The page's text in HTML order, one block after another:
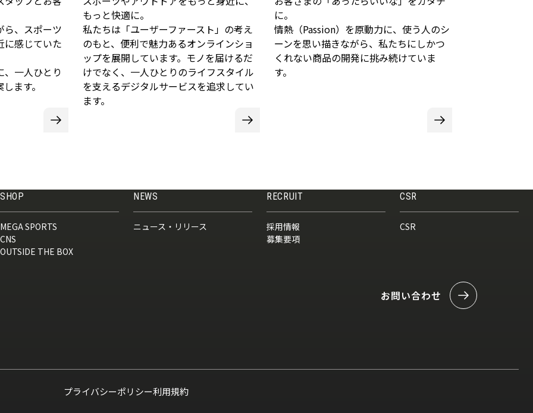
ら、スポーツ
に感じていた
一人ひとり
ます。
もっと快適に。
私たちは「ユーザーファースト」の考え
のもと、便利で魅力あるオンラインショ
ップを展開しています。モノを届けるだ
けでなく、一人ひとりのライフスタイル
を支えるデジタルサービスを追求してい
ます。
に。
情熱（Passion）を原動力に、使う人のシ
ーンを思い描きながら、私たちにしかつ
くれない商品の開発に挑み続けていま
す。
SHOP
MEGA SPORTS
CNS
OUTSIDE THE BOX
NEWS
ニュース・リリース
RECRUIT
採用情報
募集要項
CSR
CSR
お問い合わせ
プライバシーポリシー利用規約